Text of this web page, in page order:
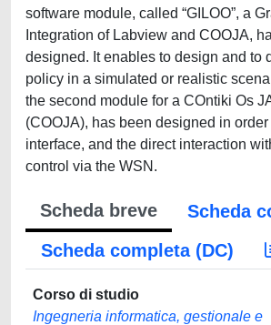
software module, called “GILOO”, a
Integration of Labview and COOJA,
designed. It enables to design and to
policy in a simulated or realistic
the second module for a COntiki Os
(COOJA), has been designed in
interface, and the direct interaction
control via the WSN.
Scheda breve
Scheda
Scheda completa (DC)
Corso di studio
Ingegneria informatica, gestionale e